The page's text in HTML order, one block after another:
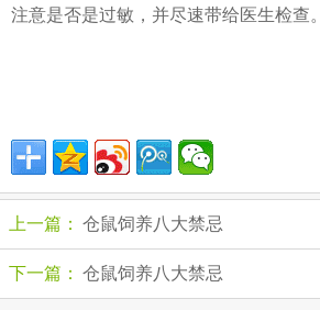
注意是否是过敏，并尽速带给医生检查。
上一篇： 仓鼠饲养八大禁忌
下一篇： 仓鼠饲养八大禁忌